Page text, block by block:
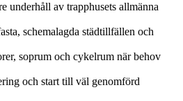
underhåll av trapphusets allmänna
schemalagda städtillfällen och
soprum och cykelrum när behov
och start till väl genomförd